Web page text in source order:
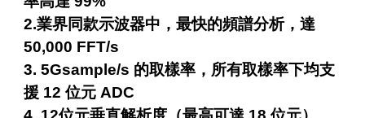
2.業界同款示波器中，最快的頻譜分析，達
50,000 FFT/s
3. 5Gsample/s 的取樣率，所有取樣率下均支
援 12 位元 ADC